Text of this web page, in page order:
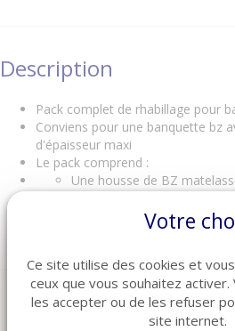
Description
Pack complet de rhabillage pour
Conviens pour une banquette bz
d'épaisseur maxi
Le pack comprend :
Une housse de BZ
2 Housses de coussins
Composition tissu : 100% coton
Le prix indiqué contient une éco
Votre
Ce site utilise des cookies et
ceux que vous souhaitez activer.
les accepter ou de les refuser
site internet.